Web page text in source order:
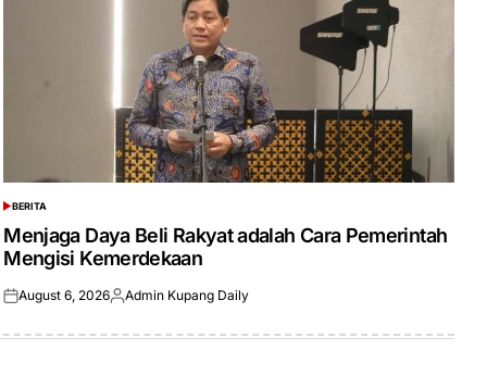
POSTED
IN
BERITA
Menjaga Daya Beli Rakyat adalah Cara Pemerintah
Mengisi Kemerdekaan
Posted
August 6, 2026Posted
Admin Kupang Daily